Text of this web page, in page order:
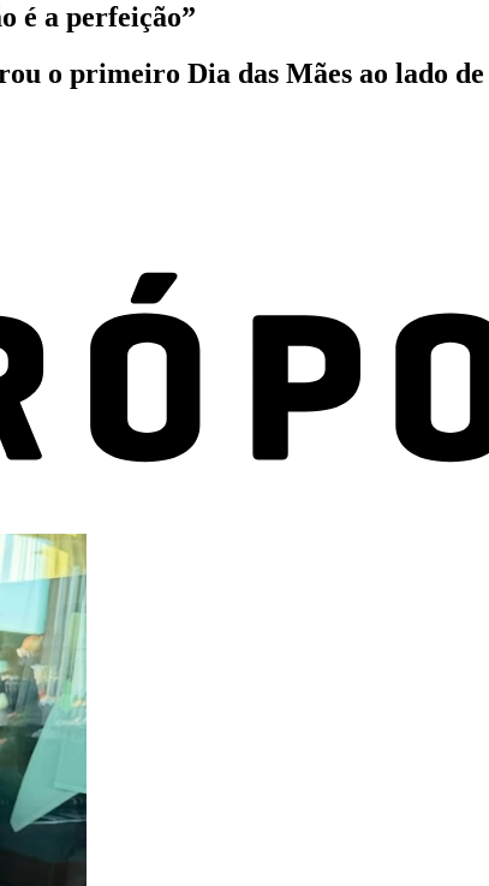
é a perfeição”
o primeiro Dia das Mães ao lado